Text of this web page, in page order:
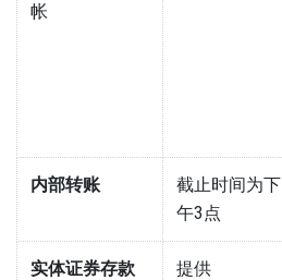
帐
内部转账
截止时间为下
午3点
实体证券存款
提供